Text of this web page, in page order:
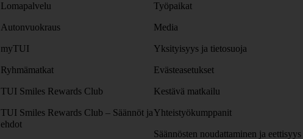
Lomapalvelu
Autonvuokraus
myTUI
Ryhmämatkat
TUI Smiles Rewards Club
TUI Smiles Rewards Club – Säännöt ja
ehdot
Työpaikat
Media
Yksityisyys ja tietosuoja
Evästeasetukset
Kestävä matkailu
Yhteistyökumppanit
Säännösten noudattaminen ja eettisyys